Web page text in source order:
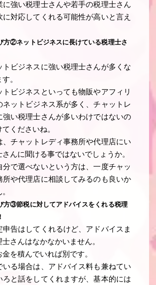
に強い税理士さんや若手の税理士さん
に対応してくれる可能性が高いと言え
方②ネットビジネスに長けている税理士さ
トビジネスに強い税理士さんが多くな
。
トビジネスといっても物販やアフィリ
ネットビジネス系が多く、チャットレ
強い税理士さんが多いわけではないの
くださいね。
、チャットレディ事務所や代理店にい
さんに聞ける事ではないでしょうか。
分で選べないという方は、一度チャッ
所や代理店に相談してみるのも良いか
方③節税に対してアドバイスをくれる税理
申告はしてくれるけど、アドバイスま
さんはなかなかいません。
を積んでいれば別です。
いる場合は、アドバイス料も兼ねてい
ろと話をしてくれますが、基本的には